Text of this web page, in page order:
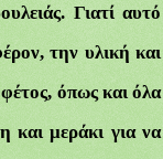
Γιατί αυτό
την υλική και
όπως και όλα
και μεράκι για να